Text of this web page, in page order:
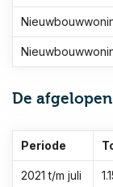
De
Periode
2021 t/m juli